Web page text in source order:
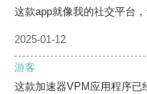
这款app就像我的社交平台
2025-01-12
游客
这款加速器VPM应用程序已